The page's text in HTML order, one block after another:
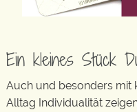
Ein kleines Stück
Auch und besonders mit
Alltag Individualität